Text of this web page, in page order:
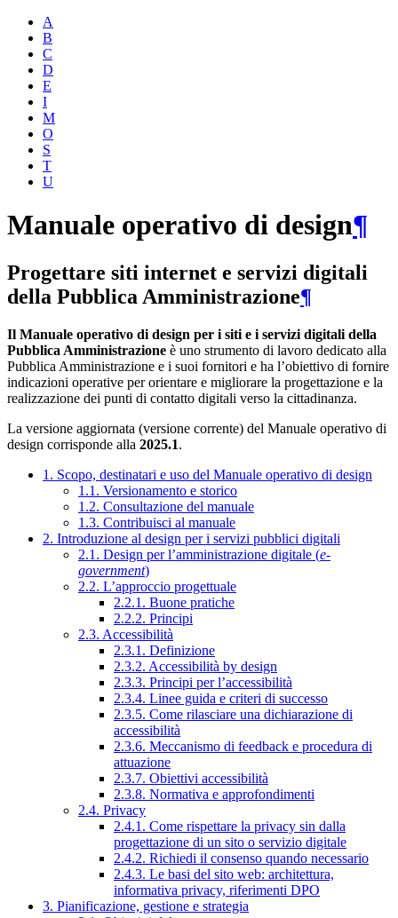
A
B
C
D
E
I
M
O
S
T
U
Manuale operativo di design¶
Progettare siti internet e servizi digitali
della Pubblica Amministrazione¶
Il Manuale operativo di design per i siti e i servizi digitali della
Pubblica Amministrazione è uno strumento di lavoro dedicato alla
Pubblica Amministrazione e i suoi fornitori e ha l’obiettivo di fornire
indicazioni operative per orientare e migliorare la progettazione e la
realizzazione dei punti di contatto digitali verso la cittadinanza.
La versione aggiornata (versione corrente) del Manuale operativo di
design corrisponde alla 2025.1.
1. Scopo, destinatari e uso del Manuale operativo di design
1.1. Versionamento e storico
1.2. Consultazione del manuale
1.3. Contribuisci al manuale
2. Introduzione al design per i servizi pubblici digitali
2.1. Design per l’amministrazione digitale (e-
government)
2.2. L’approccio progettuale
2.2.1. Buone pratiche
2.2.2. Principi
2.3. Accessibilità
2.3.1. Definizione
2.3.2. Accessibilità by design
2.3.3. Principi per l’accessibilità
2.3.4. Linee guida e criteri di successo
2.3.5. Come rilasciare una dichiarazione di
accessibilità
2.3.6. Meccanismo di feedback e procedura di
attuazione
2.3.7. Obiettivi accessibilità
2.3.8. Normativa e approfondimenti
2.4. Privacy
2.4.1. Come rispettare la privacy sin dalla
progettazione di un sito o servizio digitale
2.4.2. Richiedi il consenso quando necessario
2.4.3. Le basi del sito web: architettura,
informativa privacy, riferimenti DPO
3. Pianificazione, gestione e strategia